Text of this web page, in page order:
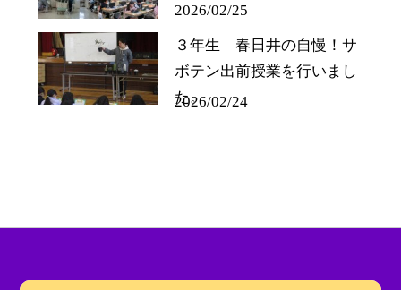
2026/02/25
３年生 春日井の自慢！サ
ボテン出前授業を行いまし
た。
2026/02/24